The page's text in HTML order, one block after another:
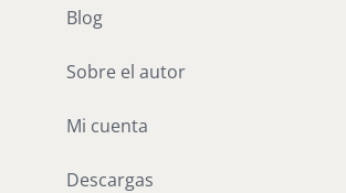
Blog
Sobre el autor
Mi cuenta
Descargas